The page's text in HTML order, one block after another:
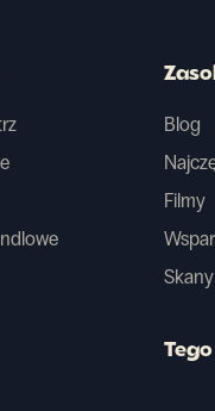
Blog
Filmy
Tego